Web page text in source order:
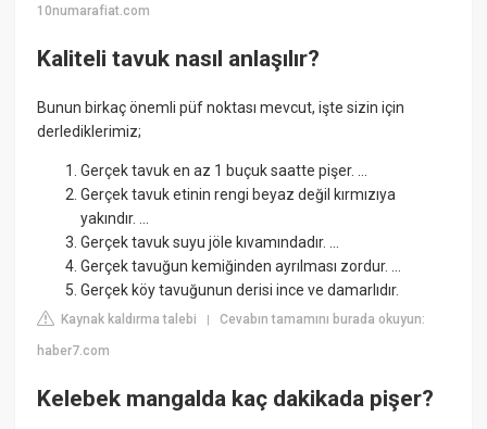
10numarafiat.com
Kaliteli tavuk nasıl anlaşılır?
Bunun birkaç önemli püf noktası mevcut, işte sizin için
derlediklerimiz;
Gerçek tavuk en az 1 buçuk saatte pişer. ...
Gerçek tavuk etinin rengi beyaz değil kırmızıya
yakındır. ...
Gerçek tavuk suyu jöle kıvamındadır. ...
Gerçek tavuğun kemiğinden ayrılması zordur. ...
Gerçek köy tavuğunun derisi ince ve damarlıdır.
Kaynak kaldırma talebi |Cevabın tamamını burada okuyun:
haber7.com
Kelebek mangalda kaç dakikada pişer?